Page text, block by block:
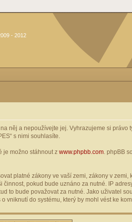
- 2012
něj a nepoužívejte jej. Vyhrazujeme si právo
s nimi souhlasíte.
je možno stáhnout z www.phpbb.com . phpBB
platné zákony ve vaší zemi, zákony v zemi,
pokud bude uznáno za nutné. IP
to bude považovat za nutné. Jako uživatel
vniknutí do systému, který by mohl vést ke